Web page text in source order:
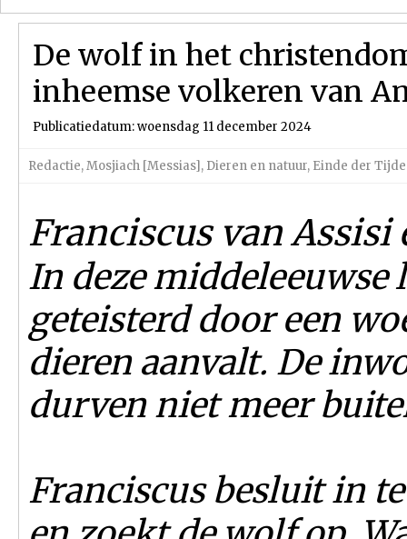
De wolf in het
inheemse volkeren van
Publicatiedatum: woensdag 11 december 2024
Redactie,Mosjiach [Messias], Dieren en natuur, Einde der
Franciscus van Assisi
In deze middeleeuwse
geteisterd door een
dieren aanvalt. De
durven niet meer
Franciscus besluit in